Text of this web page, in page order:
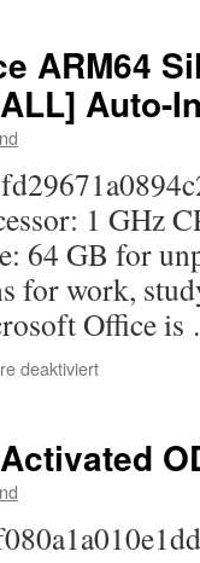
&
Student
64
Polish
no
Background
Services
[P2P]
ARM64
Auto-
1 GHz
64 GB for
for work,
Office
deaktiviertfür
ARM64
Russian